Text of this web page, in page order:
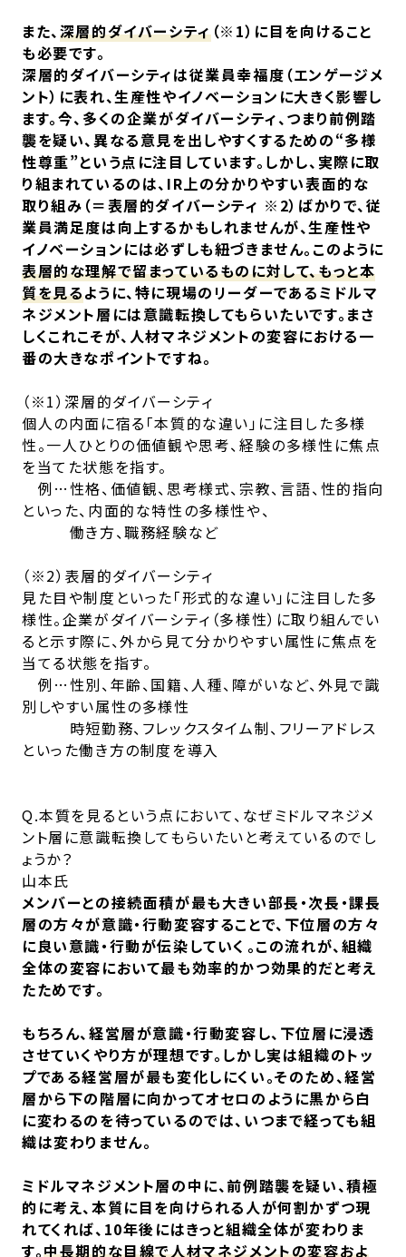
また、深層的ダイバーシティ（※1）に目を向けること
も必要です。
深層的ダイバーシティは従業員幸福度（エンゲージメ
ント）に表れ、生産性やイノベーションに大きく影響し
ます。今、多くの企業がダイバーシティ、つまり前例踏
襲を疑い、異なる意見を出しやすくするための“多様
性尊重”という点に注目しています。しかし、実際に取
り組まれているのは、IR上の分かりやすい表面的な
取り組み（＝表層的ダイバーシティ ※2）ばかりで、従
業員満足度は向上するかもしれませんが、生産性や
イノベーションには必ずしも紐づきません。このように
表層的な理解で留まっているものに対して、もっと本
質を見るように、特に現場のリーダーであるミドルマ
ネジメント層には意識転換してもらいたいです。まさ
しくこれこそが、人材マネジメントの変容における一
番の大きなポイントですね。
（※1）深層的ダイバーシティ
個人の内面に宿る「本質的な違い」に注目した多様
性。一人ひとりの価値観や思考、経験の多様性に焦点
を当てた状態を指す。
例…性格、価値観、思考様式、宗教、言語、性的指向
といった、内面的な特性の多様性や、
働き方、職務経験など
（※2）表層的ダイバーシティ
見た目や制度といった「形式的な違い」に注目した多
様性。企業がダイバーシティ（多様性）に取り組んでい
ると示す際に、外から見て分かりやすい属性に焦点を
当てる状態を指す。
例…性別、年齢、国籍、人種、障がいなど、外見で識
別しやすい属性の多様性
時短勤務、フレックスタイム制、フリーアドレス
といった働き方の制度を導入
Q.本質を見るという点において、なぜミドルマネジメ
ント層に意識転換してもらいたいと考えているのでし
ょうか？
山本氏
メンバーとの接続面積が最も大きい部長・次長・課長
層の方々が意識・行動変容することで、下位層の方々
に良い意識・行動が伝染していく――。この流れが、組織
全体の変容において最も効率的かつ効果的だと考え
たためです。
もちろん、経営層が意識・行動変容し、下位層に浸透
させていくやり方が理想です。しかし実は組織のトッ
プである経営層が最も変化しにくい。そのため、経営
層から下の階層に向かってオセロのように黒から白
に変わるのを待っているのでは、いつまで経っても組
織は変わりません。
ミドルマネジメント層の中に、前例踏襲を疑い、積極
的に考え、本質に目を向けられる人が何割かずつ現
れてくれば、10年後にはきっと組織全体が変わりま
す。中長期的な目線で人材マネジメントの変容およ